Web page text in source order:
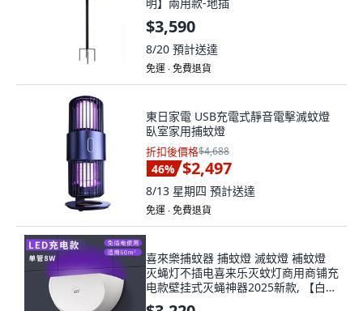
$3,590
8/20預計送達
免運 ∙ 免費退貨
臥室家用捕蚊燈
折扣後價格$4,688
46% $2,497
8/13 星期四 預計送達
免運 ∙ 免費退貨
灭蝇灯不插电喜来乐灭蚊灯商用商铺充
电款壁挂式灭蝇神器2025新款, 【白
色-充電款】LED單管8W 送紙 充
$3,220